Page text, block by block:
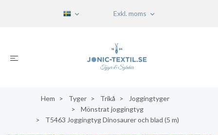
Exkl. moms
Hem Tyger Trikå
Joggingtyger
Mönstrat joggingtyg
T5463 Joggingtyg Dinosaurer och blad (5 m)